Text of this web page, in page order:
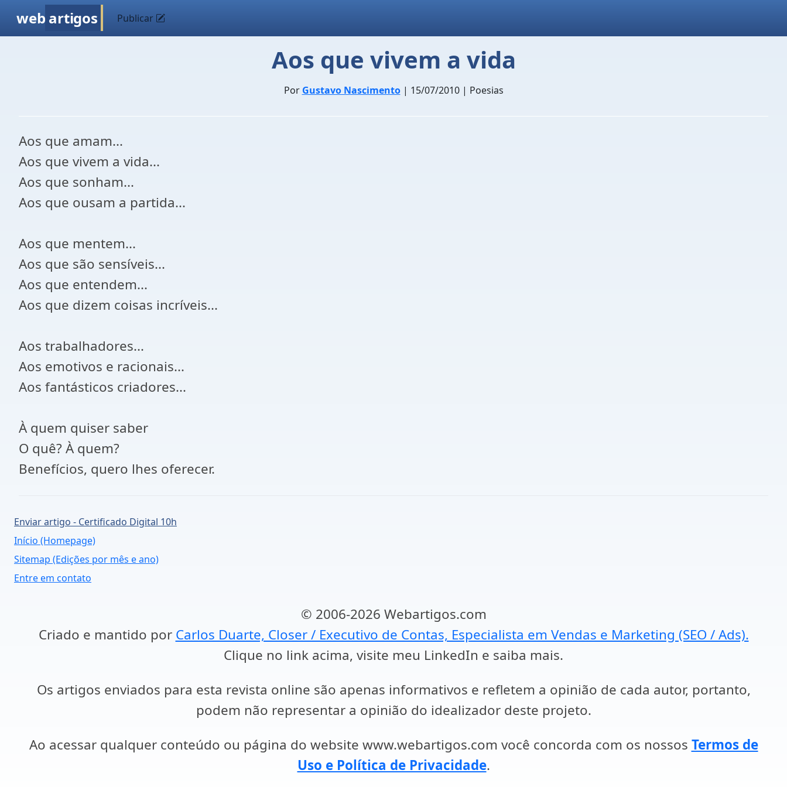
web artigos Publicar
Aos que vivem a vida
Por Gustavo Nascimento| 15/07/2010 | Poesias
Aos que amam...
Aos que vivem a vida...
Aos que sonham...
Aos que ousam a partida...
Aos que mentem...
Aos que são sensíveis...
Aos que entendem...
Aos que dizem coisas incríveis...
Aos trabalhadores...
Aos emotivos e racionais...
Aos fantásticos criadores...
À quem quiser saber
O quê? À quem?
Benefícios, quero lhes oferecer.
Enviar artigo - Certificado Digital 10h
Início (Homepage)
Sitemap (Edições por mês e ano)
Entre em contato
© 2006-2026 Webartigos.com
Criado e mantido por Carlos Duarte, Closer / Executivo de Contas, Especialista em Vendas e Marketing (SEO / Ads).
Clique no link acima, visite meu LinkedIn e saiba mais.
Os artigos enviados para esta revista online são apenas informativos e refletem a opinião de cada autor, portanto,
podem não representar a opinião do idealizador deste projeto.
Ao acessar qualquer conteúdo ou página do website www.webartigos.com você concorda com os nossos Termos de
Uso e Política de Privacidade.